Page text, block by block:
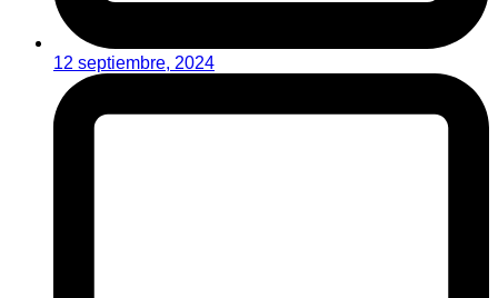
12 septiembre, 2024